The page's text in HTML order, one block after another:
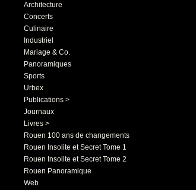
Architecture
Concerts
Culinaire
Industriel
Mariage & Co.
Panoramiques
Sports
Urbex
Publications >
Journaux
Livres >
Rouen 100 ans de changements
Rouen Insolite et Secret Tome 1
Rouen Insolite et Secret Tome 2
Rouen Panoramique
Web